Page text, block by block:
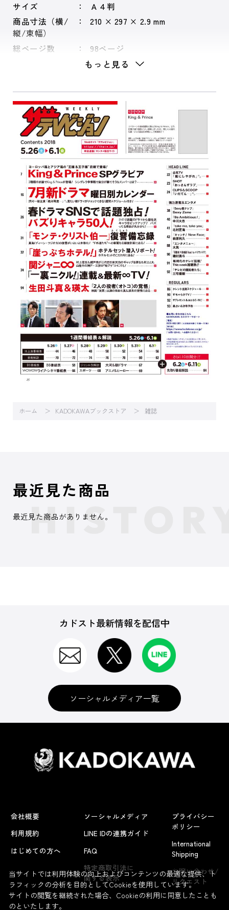
サイズ
Ａ４判
商品寸法（横/
縦/束幅）
210 × 297 × 2.9 mm
総ページ数 98ページ
もっと見る
ホーム KADOKAWAブックストア 雑誌
よくあるお問い合わせ
最近見た商品
最近見た商品がありません。
カドスト最新情報を配信中
ソーシャルメディア一覧
会社概要
利用規約
はじめての方へ
ソーシャルメディア
LINE IDの連携ガイド
FAQ
特定商取引法に
関する表示
プライバシー
ポリシー
International
Shipping
お問い合わせ/
リクエスト
当サイトでは利用体験の向上およびコンテンツの最適な提供、ト
ラフィックの分析を目的としてCookieを使用しています。
サイトの閲覧を継続された場合、Cookieの利用に同意したことも
のといたします。